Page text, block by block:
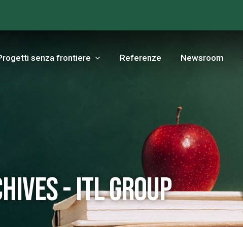
senza frontiere Referenze Newsroom
- ITL Group